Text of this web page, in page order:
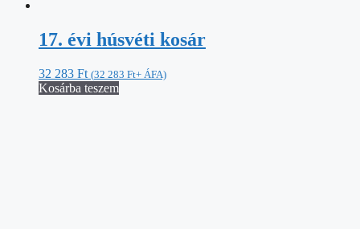
17. évi húsvéti kosár
32 283 Ft (32 283 Ft+ ÁFA)
Kosárba teszem